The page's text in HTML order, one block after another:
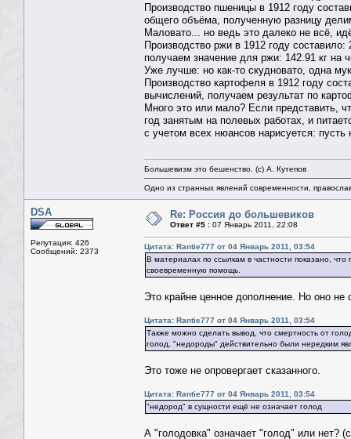
Производство пшеницы в 1912 году
общего объёма, полученную разницу
Маловато... но ведь это далеко не всё,
Производство ржи в 1912 году
получаем значение для ржи: 142.91 кг на
Уже лучше: но как-то скудновато, одна
Производство картофеля в 1912 году
вычислений, получаем результат по
Много это или мало? Если представить,
год занятым на полевых работах, и
с учетом всех нюансов нарисуется: пусть
Большевизм это бешенство. (с) А. Кутепов
Одно из странных явлений современности,
DSA
Репутация: 426
Сообщений: 2373
Re: Россия до большевиков
Ответ #5 : 07 Январь 2011, 22:08
Цитата: Rantie777 от 04 Январь 2011, 03:54
В материалах по ссылкам в частности показано,
своевременную помощь.
Это крайне ценное дополнение. Но оно не
Цитата: Rantie777 от 04 Январь 2011, 03:54
Также можно сделать вывод, что смертность от
голод, "недороды" действительно были нередким
Это тоже не опровергает сказанного.
Цитата: Rantie777 от 04 Январь 2011, 03:54
"недород" в сущности ещё не означает голод
А "голодовка" означает "голод" или нет?